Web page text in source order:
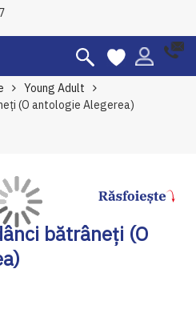
Young Adult
(O antologie Alegerea)
bătrâneți (O